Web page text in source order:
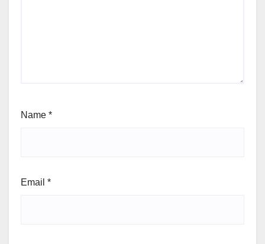
Name *
Email *